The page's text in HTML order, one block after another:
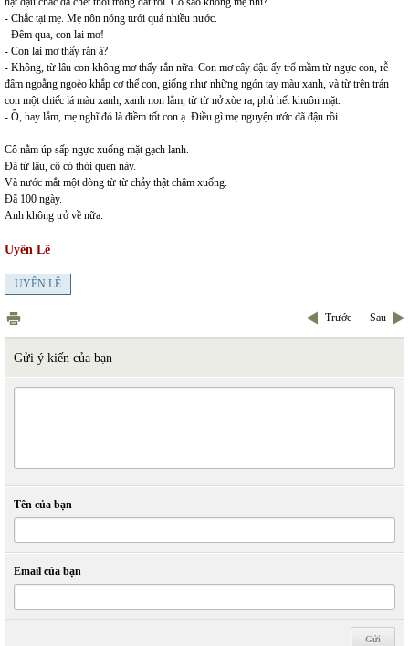
- Chắc tại mẹ. Mẹ nôn nóng tưới quá nhiều nước.
- Đêm qua, con lại mơ!
- Con lại mơ thấy rắn à?
- Không, từ lâu con không mơ thấy rắn nữa. Con mơ cây đậu ấy trổ mầm từ ngực con, rễ
đâm ngoằng ngoèo khắp cơ thể con, giống như những ngón tay màu xanh, và từ trên trán
con một chiếc lá màu xanh, xanh non lắm, từ từ nở xòe ra, phủ hết khuôn mặt.
- Ồ, hay lắm, mẹ nghĩ đó là điềm tốt con ạ. Điều gì mẹ nguyện ước đã đậu rồi.
Cô nằm úp sấp ngực xuống mặt gạch lạnh.
Đã từ lâu, cô có thói quen này.
Và nước mắt một dòng từ từ chảy thật chậm xuống.
Đã 100 ngày.
Anh không trở về nữa.
Uyên Lê
UYÊN LÊ
Trước Sau
Gửi ý kiến của bạn
Tên của bạn
Email của bạn